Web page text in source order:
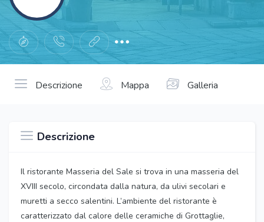
Descrizione Mappa Galleria
Descrizione
Il ristorante Masseria del Sale si trova in una masseria del
XVIII secolo, circondata dalla natura, da ulivi secolari e
muretti a secco salentini. L’ambiente del ristorante è
caratterizzato dal calore delle ceramiche di Grottaglie,